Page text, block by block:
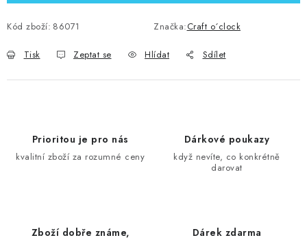
Kód zboží: 86071 Značka:Craft o´clock
Tisk Zeptat se Hlídat Sdílet
Prioritou je pro nás
kvalitní zboží za rozumné ceny
Dárkové poukazy
když nevíte, co konkrétně
darovat
Zboží dobře známe, Dárek zdarma